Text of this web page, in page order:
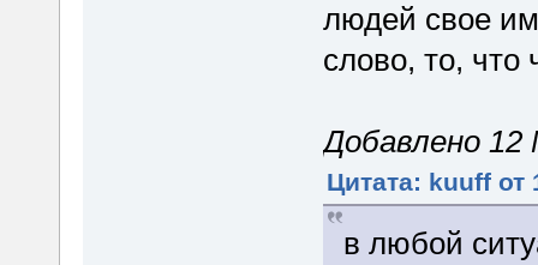
людей свое
слово, то, что
Добавлено 12
Цитата: kuuff от
в любой